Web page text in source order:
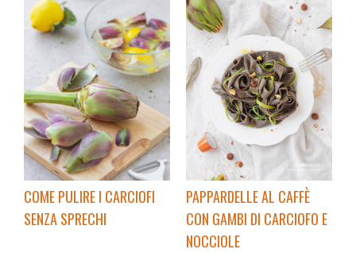
COME PULIRE I CARCIOFI
SENZA SPRECHI
PAPPARDELLE AL CAFFÈ
CON GAMBI DI CARCIOFO E
NOCCIOLE